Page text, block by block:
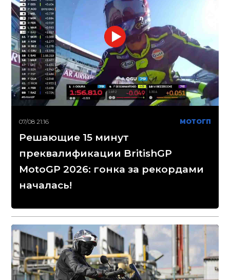
07/08 21:16 МОТОГП
Решающие 15 минут
преквалификации BritishGP
MotoGP 2026: гонка за рекордами
началась!